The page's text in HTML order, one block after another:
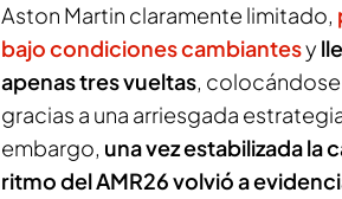
Aston Martin claramente limitado,
bajo condiciones cambiantesy
apenas tres vueltas,
gracias a una arriesgada
embargo, una vez estabilizada la
ritmo del AMR26 volvió a